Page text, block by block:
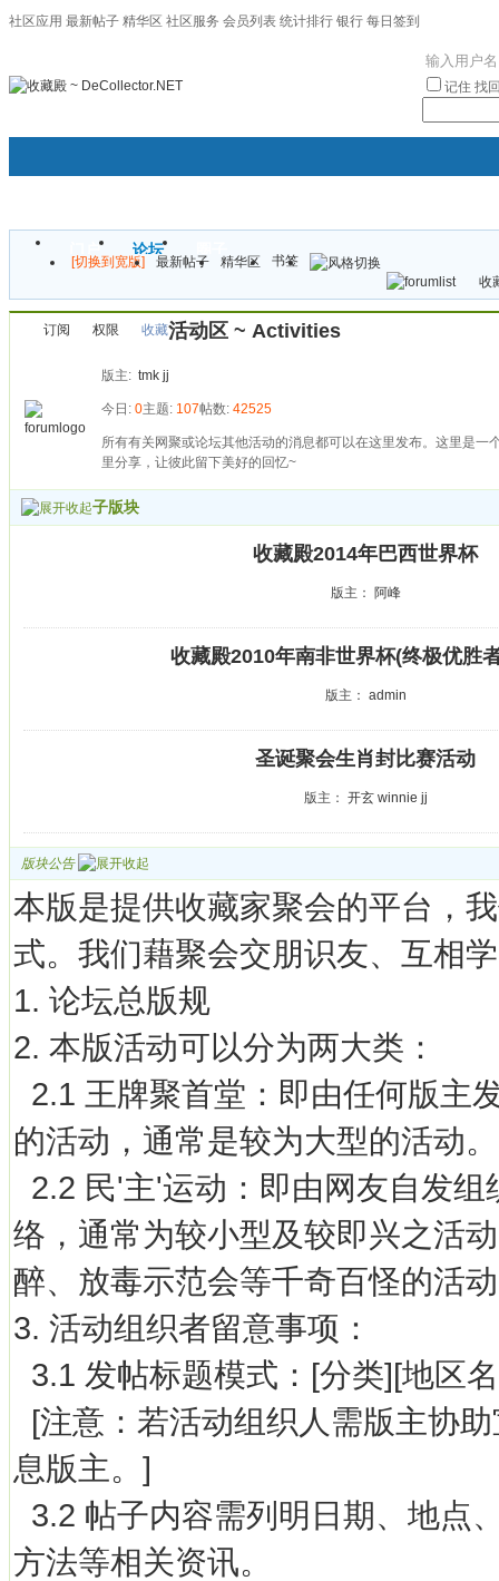
社区应用 最新帖子 精华区 社区服务 会员列表 统计排行 银行 每日签到
记住 找
门户 论坛
[切换到宽版] 最新帖子 精华区
书签
收
订阅 权限 活动区 ~ Activities
收藏
版主: tmk jj
今日: 0主题: 107帖数: 42525
所有有关网聚或论坛其他活动的消息都可以在这里发布。这里是
里分享，让彼此留下美好的回忆~
子版块
收藏殿2014年巴西世界杯
版主： 阿峰
收藏殿2010年南非世界杯(终极优胜
版主： admin
圣诞聚会生肖封比赛活动
版主： 开玄 winnie jj
版块公告
本版是提供收藏家聚会的平台，
式。我们藉聚会交朋识友、互相
1. 论坛总版规
2. 本版活动可以分为两大类：
2.1 王牌聚首堂：即由任何版主
的活动，通常是较为大型的活动。
2.2 民'主'运动：即由网友自发
络，通常为较小型及较即兴之活
醉、放毒示范会等千奇百怪的活
3. 活动组织者留意事项：
3.1 发帖标题模式：[分类][地区
[注意：若活动组织人需版主协
息版主。]
3.2 帖子内容需列明日期、地点
方法等相关资讯。